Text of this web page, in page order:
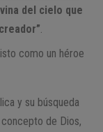
del cielo que
como un héroe
y su búsqueda
de Dios,